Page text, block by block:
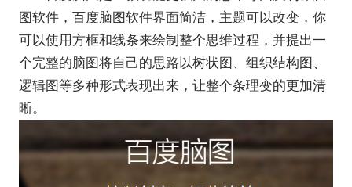
图软件，百度脑图软件界面简洁，主题可以改变，你
可以使用方框和线条来绘制整个思维过程，并提出一
个完整的脑图将自己的思路以树状图、组织结构图、
逻辑图等多种形式表现出来，让整个条理变的更加清
晰。